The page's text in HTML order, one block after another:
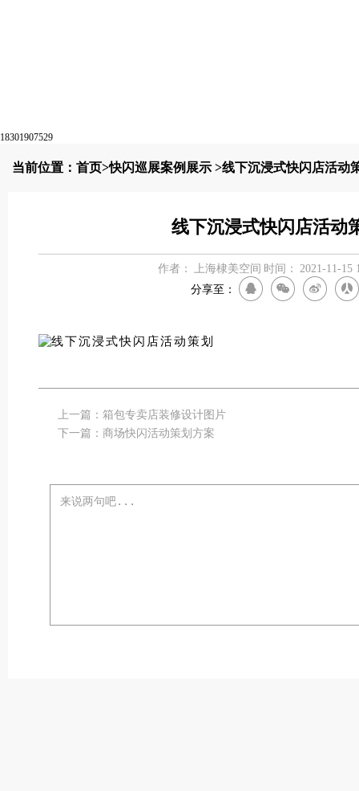
18301907529
当前位置： 首页>快闪巡展案例展示>线下沉浸式快闪店活动
线下沉浸式快闪店活动
作者： 上海棣美空间 时间：
2021-11-15
分享至：
上一篇： 箱包专卖店装修设计图片
下一篇：商场快闪活动策划方案